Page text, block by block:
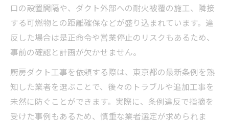
口の設置間隔や、ダクト外部への耐火被覆の施工、隣接
する可燃物との距離確保などが盛り込まれています。違
反した場合は是正命令や営業停止のリスクもあるため、
事前の確認と計画が欠かせません。
厨房ダクト工事を依頼する際は、東京都の最新条例を熟
知した業者を選ぶことで、後々のトラブルや追加工事を
未然に防ぐことができます。実際に、条例違反で指摘を
受けた事例もあるため、慎重な業者選定が求められま